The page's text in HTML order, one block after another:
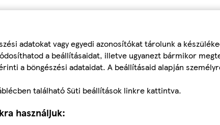
adatokat vagy egyedi azonosítókat tárolunk a
a beállításaidat, illetve ugyanezt bármikor
a böngészési adataidat. A beállításaid alapján
található Süti beállítások linkre kattintva.
használjuk: